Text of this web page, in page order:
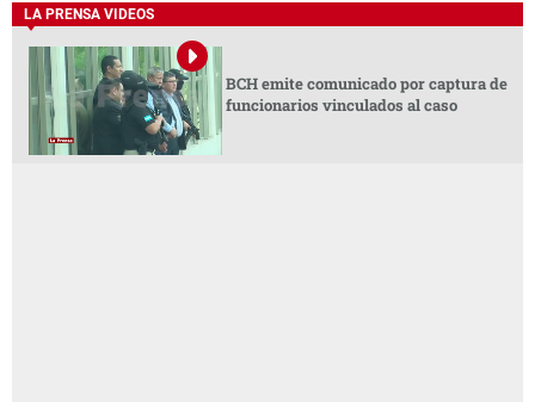
LA PRENSA VIDEOS
BCH emite comunicado por captura de
funcionarios vinculados al caso